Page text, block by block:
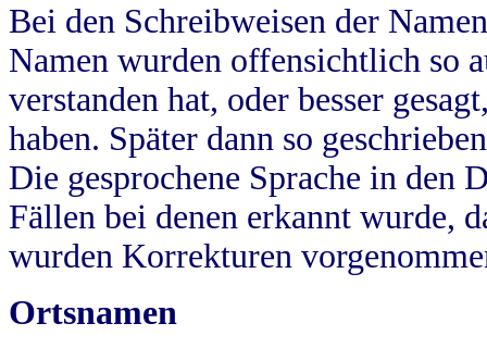
Bei den Schreibweisen der
Namen wurden offensichtlich so
verstanden hat, oder besser
haben. Später dann so
Die gesprochene Sprache in
Fällen bei denen erkannt wurde,
wurden Korrekturen
Ortsnamen